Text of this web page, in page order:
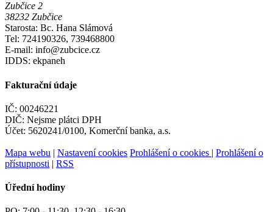
Zubčice 2
38232 Zubčice
Starosta: Bc. Hana Slámová
Tel: 724190326, 739468800
E-mail: info@zubcice.cz
IDDS: ekpaneh
Fakturační údaje
IČ: 00246221
DIČ: Nejsme plátci DPH
Účet: 5620241/0100, Komerční banka, a.s.
Mapa webu | Nastavení cookies Prohlášení o cookies | Prohlášení o
přístupnosti | RSS
Úřední hodiny